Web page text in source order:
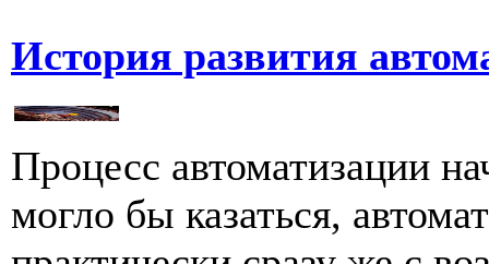
История развития
Процесс автоматизации
могло бы казаться,